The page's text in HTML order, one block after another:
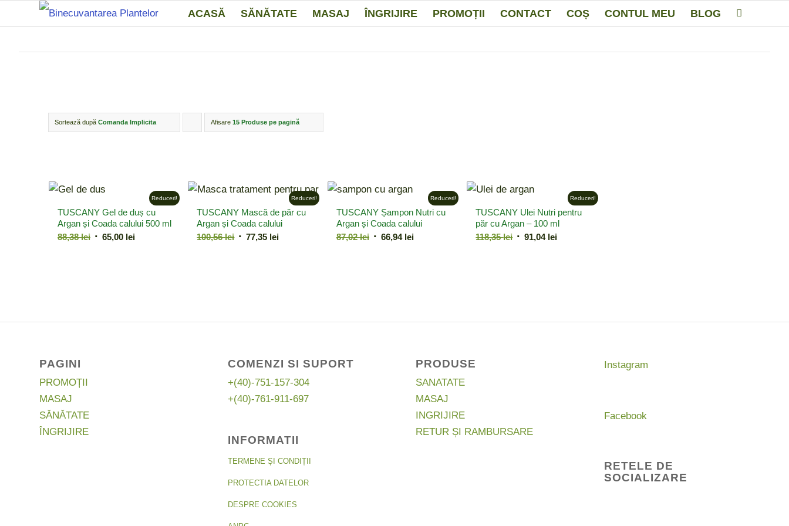
ACASĂ SĂNĂTATE MASAJ ÎNGRIJIRE PROMOȚII CONTACT COȘ CONTUL MEU BLOG
Sortează după Comanda Implicita Click
ordine
crescător
Afisare 15 Produse pe pagină
TUSCANY Gel de duș cu
Argan și Coada calului 500 ml
88,38lei Prețul
65,00 leiPrețul
Reduceri!
TUSCANY Mască de păr cu
Argan și Coada calului
100,56lei Prețul
77,35 leiPrețul
Reduceri!
TUSCANY Șampon Nutri cu
Argan și Coada calului
87,02lei Prețul
66,94 leiPrețul
Reduceri!
TUSCANY Ulei Nutri pentru
păr cu Argan – 100 ml
118,35lei Prețul
91,04 leiPrețul
Reduceri!
PAGINI
PROMOȚII
MASAJ
SĂNĂTATE
ÎNGRIJIRE
COMENZI SI SUPORT
+(40)-751-157-304
+(40)-761-911-697
INFORMATII
TERMENE ȘI CONDIȚII
PROTECTIA DATELOR
DESPRE COOKIES
PRODUSE
SANATATE
MASAJ
INGRIJIRE
RETUR ȘI RAMBURSARE
Instagram
Facebook
RETELE DE
SOCIALIZARE